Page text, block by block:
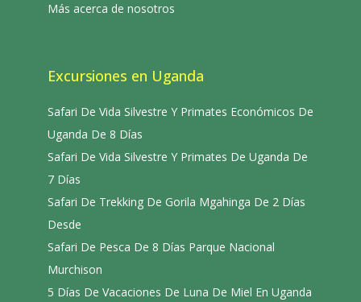
Más acerca de nosotros
Excursiones en Uganda
Safari De Vida Silvestre Y Primates Económicos De
Uganda De 8 Días
Safari De Vida Silvestre Y Primates De Uganda De
7 Días
Safari De Trekking De Gorila Mgahinga De 2 Días
Desde
Safari De Pesca De 8 Días Parque Nacional
Murchison
5 Días De Vacaciones De Luna De Miel En Uganda